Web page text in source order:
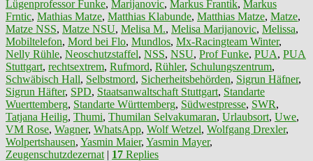
Lügenprofessor Funke, Marijanovic, Markus Frantik, Markus
Frntic, Mathias Matze, Matthias Klabunde, Matthias Matze, Matze,
Matze NSS, Matze NSU, Melisa M., Melisa Marijanovic, Melissa,
Mobiltelefon, Mord bei Flo, Mundlos, Mx-Racingteam Winter,
Nelly Rühle, Neoschutzstaffel, NSS, NSU, Prof Funke, PUA, PUA
Stuttgart, rechtsextrem, Rufmord, Rühler, Schulungszentrum,
Schwäbisch Hall, Selbstmord, Sicherheitsbehörden, Sigrun Häfner,
Sigrun Häfter, SPD, Staatsanwaltschaft Stuttgart, Standarte
Wuerttemberg, Standarte Württemberg, Südwestpresse, SWR,
Tatjana Heilig, Thumi, Thumilan Selvakumaran, Urlaubsort, Uwe,
VM Rose, Wagner, WhatsApp, Wolf Wetzel, Wolfgang Drexler,
Wolpertshausen, Yasmin Maier, Yasmin Mayer,
Zeugenschutzdezernat | 17 Replies